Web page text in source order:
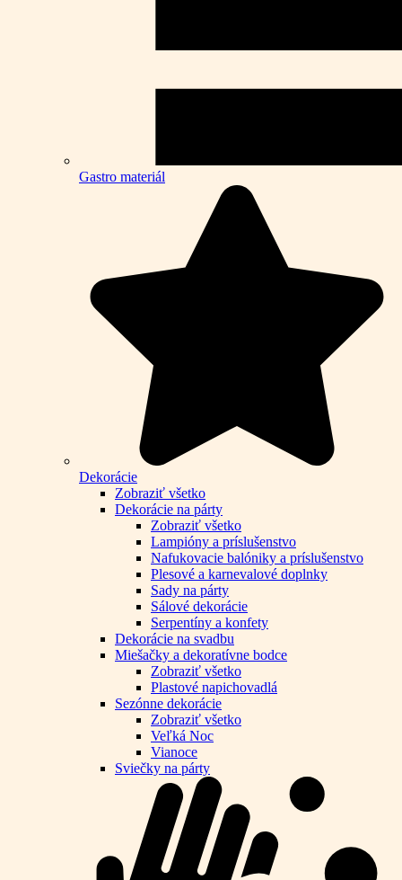
Gastro materiál
Dekorácie
Zobraziť všetko
Dekorácie na párty
Zobraziť všetko
Lampióny a príslušenstvo
Nafukovacie balóniky a príslušenstvo
Plesové a karnevalové doplnky
Sady na párty
Sálové dekorácie
Serpentíny a konfety
Dekorácie na svadbu
Miešačky a dekoratívne bodce
Zobraziť všetko
Plastové napichovadlá
Sezónne dekorácie
Zobraziť všetko
Veľká Noc
Vianoce
Sviečky na párty